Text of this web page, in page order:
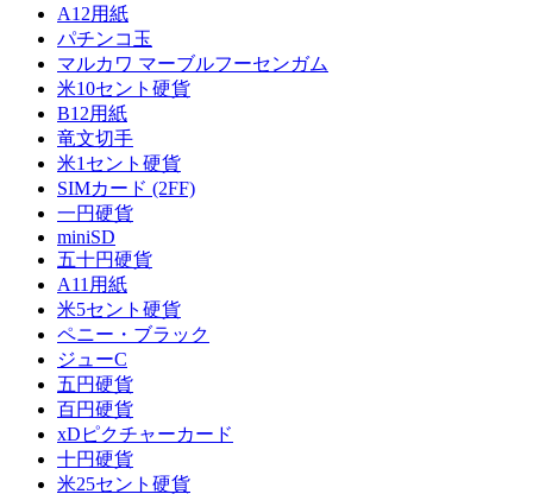
A12用紙
パチンコ玉
マルカワ マーブルフーセンガム
米10セント硬貨
B12用紙
竜文切手
米1セント硬貨
SIMカード (2FF)
一円硬貨
miniSD
五十円硬貨
A11用紙
米5セント硬貨
ペニー・ブラック
ジューC
五円硬貨
百円硬貨
xDピクチャーカード
十円硬貨
米25セント硬貨